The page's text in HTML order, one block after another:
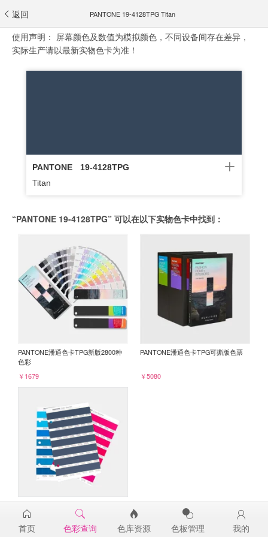
返回 PANTONE 19-4128TPG Titan
使用声明： 屏幕颜色及数值为模拟颜色，不同设备间存在差异，
实际生产请以最新实物色卡为准！
PANTONE
19-4128TPG
Titan
“PANTONE 19-4128TPG” 可以在以下实物色卡中找到：
PANTONE潘通色卡TPG新版2800种
色彩
￥1679
PANTONE潘通色卡TPG可撕版色票
￥5080
19-4128TPG
￥98
首页 色彩查询 色库资源 色板管理 我的